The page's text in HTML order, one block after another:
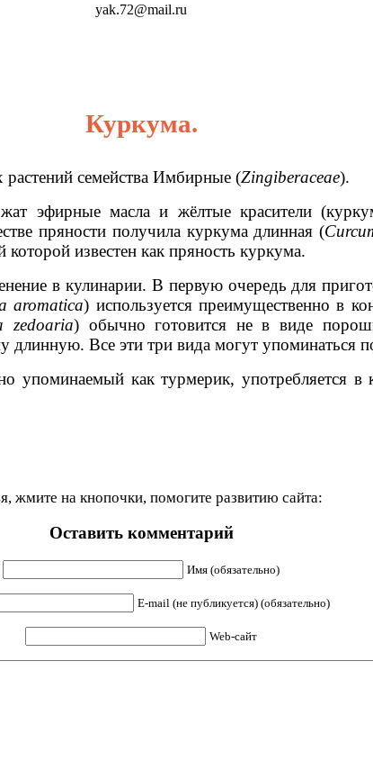
yak.72@mail.ru
Куркума.
семейства Имбирные (Zingiberaceae).
эфирные масла и жёлтые красители
пряности получила куркума длинная (
известен как пряность куркума.
в кулинарии. В первую очередь для
aromatica) используется преимущественно в
zedoaria) обычно готовится не в виде
длинную. Все эти три вида могут упоминаться
как турмерик, употребляется в
жмите на кнопочки, помогите развитию сайта:
Оставить комментарий
Имя (обязательно)
E-mail (не публикуется) (обязательно)
Web-сайт